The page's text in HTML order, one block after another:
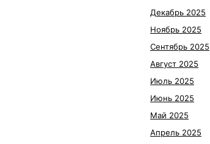
Декабрь 2025
Ноябрь 2025
Сентябрь 2025
Август 2025
Июль 2025
Июнь 2025
Май 2025
Апрель 2025